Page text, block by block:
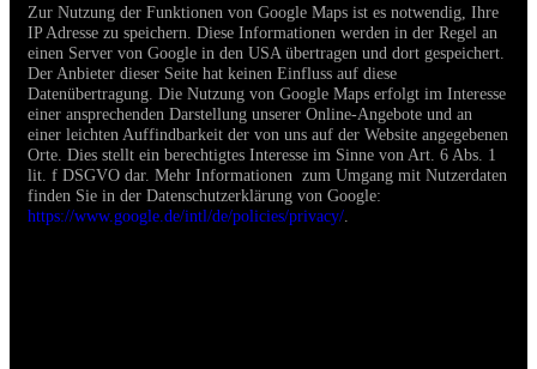
Zur Nutzung der Funktionen von Google Maps ist es notwendig, Ihre
IP Adresse zu speichern. Diese Informationen werden in der Regel an
einen Server von Google in den USA übertragen und dort gespeichert.
Der Anbieter dieser Seite hat keinen Einfluss auf diese
Datenübertragung. Die Nutzung von Google Maps erfolgt im Interesse
einer ansprechenden Darstellung unserer Online-Angebote und an
einer leichten Auffindbarkeit der von uns auf der Website angegebenen
Orte. Dies stellt ein berechtigtes Interesse im Sinne von Art. 6 Abs. 1
lit. f DSGVO dar. Mehr Informationen zum Umgang mit Nutzerdaten
finden Sie in der Datenschutzerklärung von Google:
https://www.google.de/intl/de/policies/privacy/